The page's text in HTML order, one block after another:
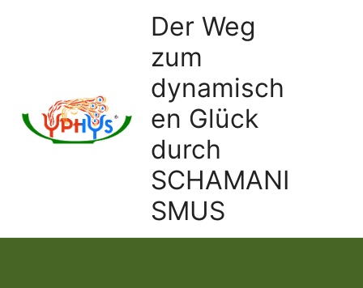
Der Weg
zum
dynamisch
en Glück
durch
SCHAMANI
SMUS